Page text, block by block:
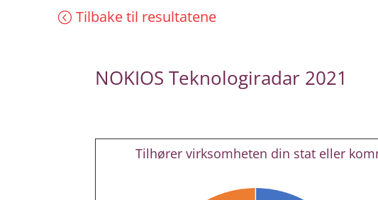
Tilbake til resultatene
NOKIOS Teknologiradar 2021
Tilhører virksomheten din stat eller